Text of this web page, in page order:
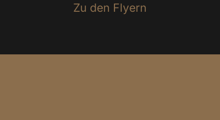
Zu den Flyern